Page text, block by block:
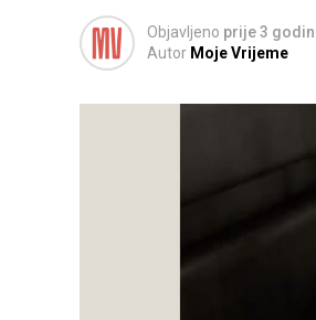
Objavljeno prije 3
Autor Moje Vrijeme